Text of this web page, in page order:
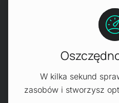
W kilka sekund
zasobów i stworzysz